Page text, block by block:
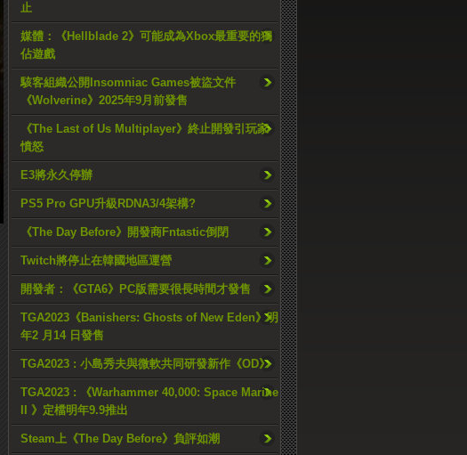
止
媒體：《Hellblade 2》可能成為Xbox最重要的獨
佔遊戲
駭客組織公開Insomniac Games被盜文件
《Wolverine》2025年9月前發售
《The Last of Us Multiplayer》終止開發引玩家
憤怒
E3將永久停辦
PS5 Pro GPU升級RDNA3/4架構?
《The Day Before》開發商Fntastic倒閉
Twitch將停止在韓國地區運營
開發者：《GTA6》PC版需要很長時間才發售
TGA2023《Banishers: Ghosts of New Eden》明
年2 月14 日發售
TGA2023 : 小島秀夫與微軟共同研發新作《OD》
TGA2023 : 《Warhammer 40,000: Space Marine
II 》定檔明年9.9推出
Steam上《The Day Before》負評如潮